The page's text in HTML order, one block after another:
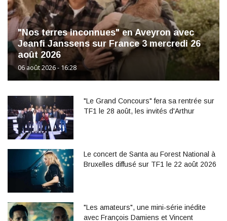
"Nos terres inconnues" en Aveyron avec
Jeanfi Janssens sur France 3 mercredi 26
août 2026
06 août 2026 - 16:28
"Le Grand Concours" fera sa rentrée sur
TF1 le 28 août, les invités d'Arthur
Le concert de Santa au Forest National à
Bruxelles diffusé sur TF1 le 22 août 2026
"Les amateurs", une mini-série inédite
avec François Damiens et Vincent